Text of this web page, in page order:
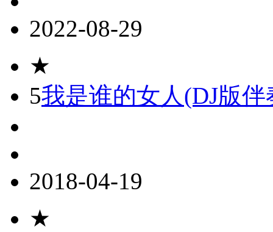
2022-08-29
★
5我是谁的女人(DJ版伴
2018-04-19
★